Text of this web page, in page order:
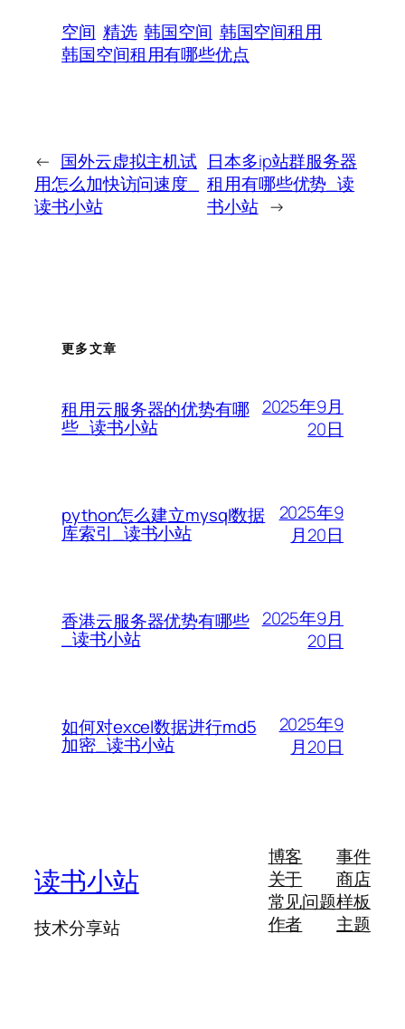
空间 精选 韩国空间 韩国空间租用
韩国空间租用有哪些优点
← 国外云虚拟主机试
用怎么加快访问速度_
读书小站
日本多ip站群服务器
租用有哪些优势_读
书小站 →
更多文章
租用云服务器的优势有哪
些_读书小站
2025年9月
20日
python怎么建立mysql数据
库索引_读书小站
2025年9
月20日
香港云服务器优势有哪些
_读书小站
2025年9月
20日
如何对excel数据进行md5
加密_读书小站
2025年9
月20日
读书小站
技术分享站
博客
关于
常见问题
作者
事件
商店
样板
主题